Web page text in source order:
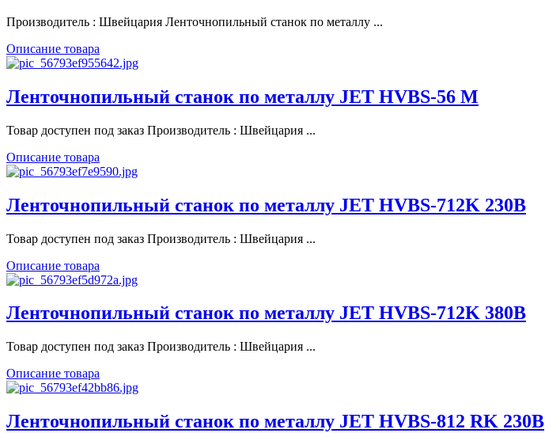
Производитель : Швейцария Ленточнопильный станок по металлу ...
Описание товара
Ленточнопильный станок по металлу JET HVBS-56 М
Товар доступен под заказ Производитель : Швейцария ...
Описание товара
Ленточнопильный станок по металлу JET HVBS-712K 230В
Товар доступен под заказ Производитель : Швейцария ...
Описание товара
Ленточнопильный станок по металлу JET HVBS-712K 380В
Товар доступен под заказ Производитель : Швейцария ...
Описание товара
Ленточнопильный станок по металлу JET HVBS-812 RK 230В